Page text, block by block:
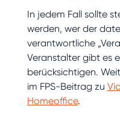
In jedem Fall sollte
werden, wer der
verantwortliche
Veranstalter gibt es
berücksichtigen.
im FPS-Beitrag zu
Homeoffice.